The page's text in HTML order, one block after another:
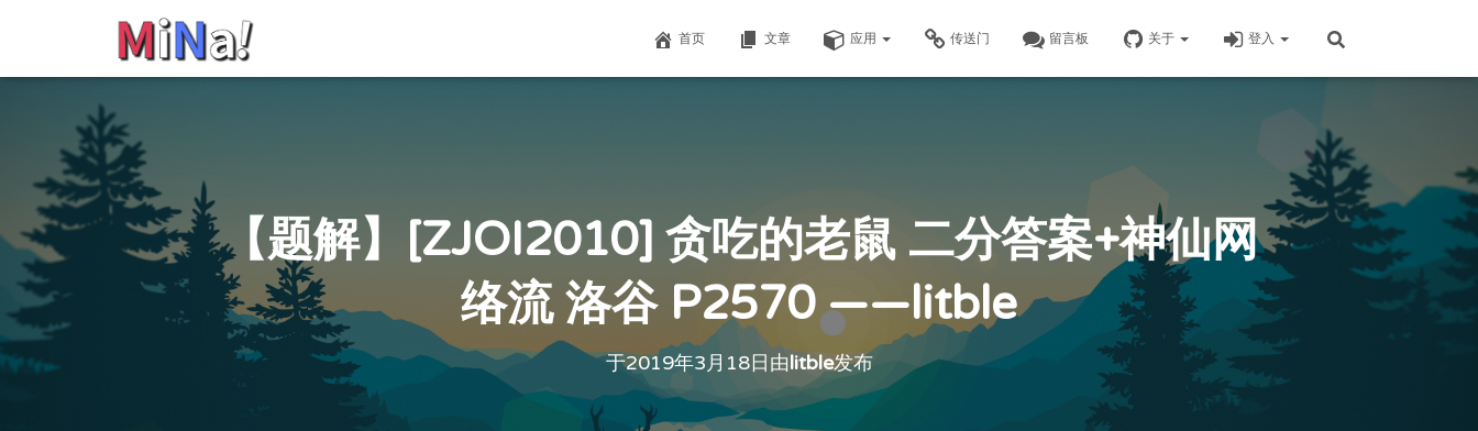
首页 文章 应用 传送门 留言板 关于 登入
【题解】[ZJOI2010] 贪吃的老鼠 二分答案+神仙网
络流 洛谷 P2570 ——litble
于2019年3月18日由litble发布